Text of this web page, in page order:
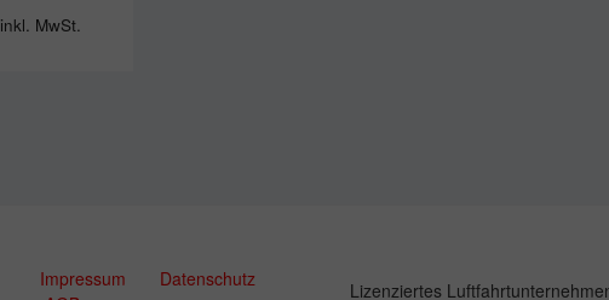
inkl. MwSt.
Impressum
Datenschutz
Lizenziertes